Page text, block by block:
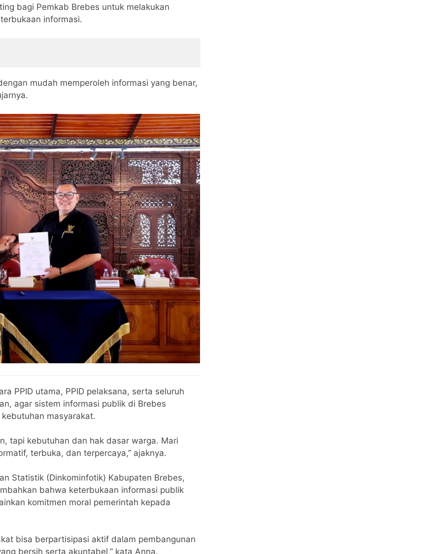
bagi Pemkab Brebes untuk melakukan
informasi.
mudah memperoleh informasi yang benar,
PPID utama, PPID pelaksana, serta seluruh
agar sistem informasi publik di Brebes
masyarakat.
tapi kebutuhan dan hak dasar warga. Mari
terbuka, dan terpercaya,” ajaknya.
Statistik (Dinkominfotik) Kabupaten Brebes,
bahwa keterbukaan informasi publik
komitmen moral pemerintah kepada
bisa berpartisipasi aktif dalam pembangunan
bersih serta akuntabel,” kata Anna.